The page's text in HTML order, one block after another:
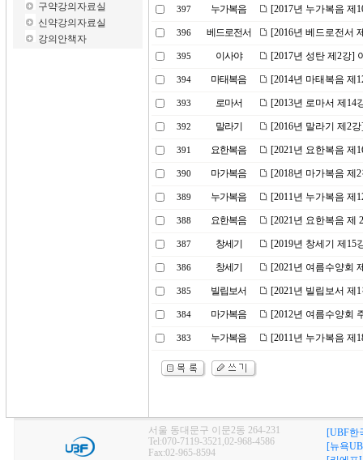
구약강의자료실
신약강의자료실
강의안책자
397 누가복음 [2017년 누가복음 제
396 베드로전서 [2016년 베드로전서
395 이사야 [2017년 성탄 제2강]
394 마태복음 [2014년 마태복음 제
393 로마서 [2013년 로마서 제14
392 말라기 [2016년 말라기 제2
391 요한복음 [2021년 요한복음 제
390 마가복음 [2018년 마가복음 제
389 누가복음 [2011년 누가복음 제
388 요한복음 [2021년 요한복음 제
387 창세기 [2019년 창세기 제15
386 창세기 [2021년 여름수양회
385 빌립보서 [2021년 빌립보서 제
384 마가복음 [2012년 여름수양회
383 누가복음 [2011년 누가복음 제
서울 동대문구 이문2동 264-231
Tel:070-7119-3521,02-968-4586
Fax:02-965-8594
[UBF한
[뉴욕